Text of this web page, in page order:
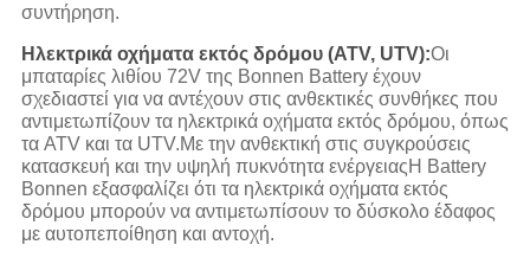
συντήρηση.
Ηλεκτρικά οχήματα εκτός δρόμου (ATV, UTV):Οι
μπαταρίες λιθίου 72V της Bonnen Battery έχουν
σχεδιαστεί για να αντέχουν στις ανθεκτικές συνθήκες που
αντιμετωπίζουν τα ηλεκτρικά οχήματα εκτός δρόμου, όπως
τα ATV και τα UTV.Με την ανθεκτική στις συγκρούσεις
κατασκευή και την υψηλή πυκνότητα ενέργειαςΗ Battery
Bonnen εξασφαλίζει ότι τα ηλεκτρικά οχήματα εκτός
δρόμου μπορούν να αντιμετωπίσουν το δύσκολο έδαφος
με αυτοπεποίθηση και αντοχή.